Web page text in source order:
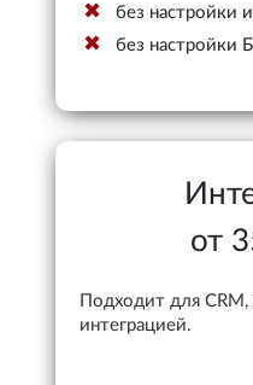
без настройки
без настройки
от
Подходит для
интеграцией.